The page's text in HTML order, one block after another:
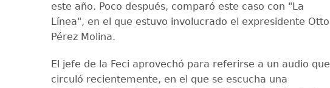
este año. Poco después, comparó este caso con "La
Línea", en el que estuvo involucrado el expresidente Otto
Pérez Molina.
El jefe de la Feci aprovechó para referirse a un audio que
circuló recientemente, en el que se escucha una